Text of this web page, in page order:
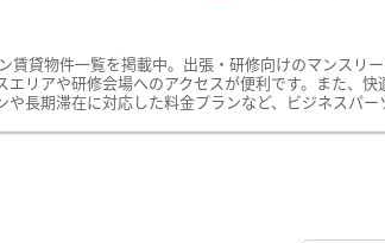
貸物件一覧を掲載中。出張・研修向けのマンスリ
リアや研修会場へのアクセスが便利です。また、
長期滞在に対応した料金プランなど、ビジネスパー